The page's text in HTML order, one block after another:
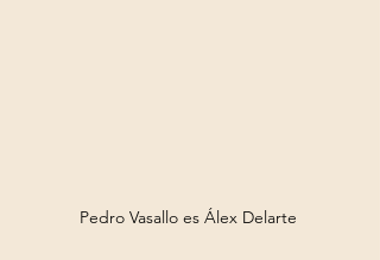
Pedro Vasallo es Álex Delarte